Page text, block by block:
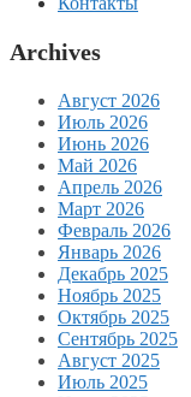
Archives
Август 2026
Июль 2026
Июнь 2026
Май 2026
Апрель 2026
Март 2026
Февраль 2026
Январь 2026
Декабрь 2025
Ноябрь 2025
Октябрь 2025
Сентябрь 2025
Август 2025
Июль 2025